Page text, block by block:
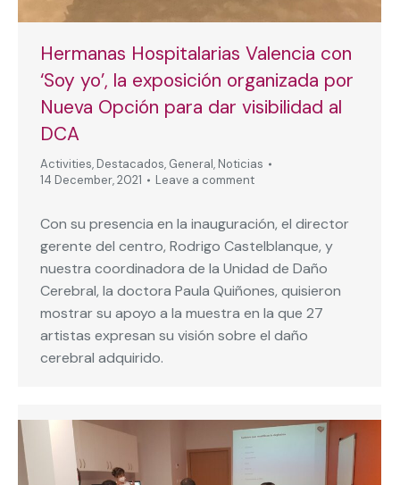
Hermanas Hospitalarias Valencia con
‘Soy yo’, la exposición organizada por
Nueva Opción para dar visibilidad al
DCA
Activities, Destacados, General, Noticias
14 December, 2021
Leave a comment
Con su presencia en la inauguración, el director
gerente del centro, Rodrigo Castelblanque, y
nuestra coordinadora de la Unidad de Daño
Cerebral, la doctora Paula Quiñones, quisieron
mostrar su apoyo a la muestra en la que 27
artistas expresan su visión sobre el daño
cerebral adquirido.